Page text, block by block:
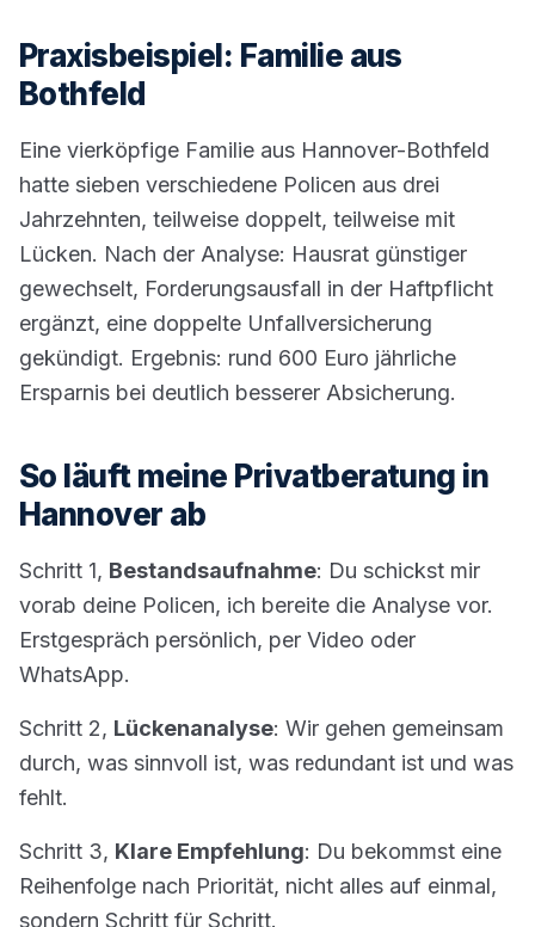
Praxisbeispiel: Familie aus
Bothfeld
Eine vierköpfige Familie aus Hannover-Bothfeld
hatte sieben verschiedene Policen aus drei
Jahrzehnten, teilweise doppelt, teilweise mit
Lücken. Nach der Analyse: Hausrat günstiger
gewechselt, Forderungsausfall in der Haftpflicht
ergänzt, eine doppelte Unfallversicherung
gekündigt. Ergebnis: rund 600 Euro jährliche
Ersparnis bei deutlich besserer Absicherung.
So läuft meine Privatberatung in
Hannover ab
Schritt 1, Bestandsaufnahme: Du schickst mir
vorab deine Policen, ich bereite die Analyse vor.
Erstgespräch persönlich, per Video oder
WhatsApp.
Schritt 2, Lückenanalyse: Wir gehen gemeinsam
durch, was sinnvoll ist, was redundant ist und was
fehlt.
Schritt 3, Klare Empfehlung: Du bekommst eine
Reihenfolge nach Priorität, nicht alles auf einmal,
sondern Schritt für Schritt.